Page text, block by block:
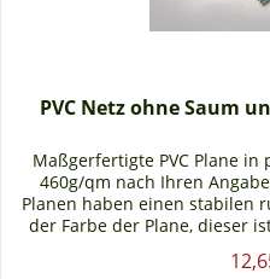
PVC Netz ohne Saum
Maßgerfertigte PVC Plane
460g/qm nach Ihren
Planen haben einen stabilen
der Farbe der Plane, dieser